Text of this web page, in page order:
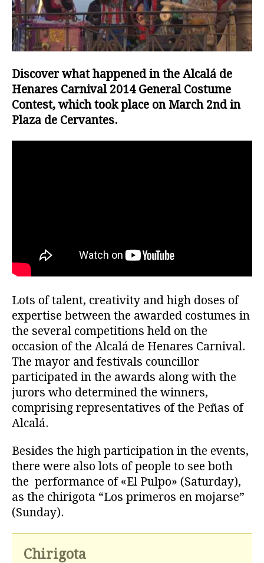
Discover what happened in the Alcalá de
Henares Carnival 2014 General Costume
Contest, which took place on March 2nd in
Plaza de Cervantes.
Lots of talent, creativity and high doses of
expertise between the awarded costumes in
the several competitions held on the
occasion of the Alcalá de Henares Carnival.
The mayor and festivals councillor
participated in the awards along with the
jurors who determined the winners,
comprising representatives of the Peñas of
Alcalá.
Besides the high participation in the events,
there were also lots of people to see both
the performance of «El Pulpo» (Saturday),
as the chirigota “Los primeros en mojarse”
(Sunday).
Chirigota